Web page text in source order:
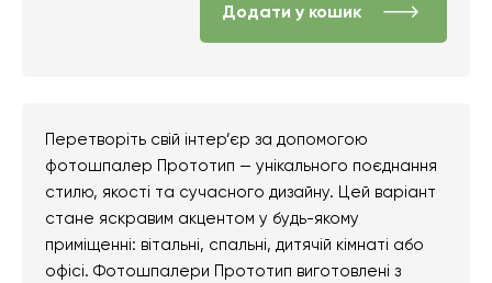
Додати у кошик
Перетворіть свій інтер’єр за допомогою
фотошпалер Прототип — унікального поєднання
стилю, якості та сучасного дизайну. Цей варіант
стане яскравим акцентом у будь-якому
приміщенні: вітальні, спальні, дитячій кімнаті або
офісі. Фотошпалери Прототип виготовлені з